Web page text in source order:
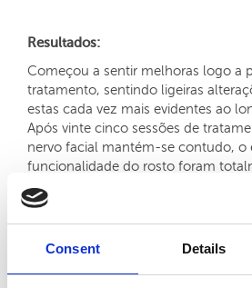
Consent Details
Resultados:
Começou a sentir melhoras logo a
tratamento, sentindo ligeiras
estas cada vez mais evidentes ao
Após vinte cinco sessões de
nervo facial mantém-se contudo, o
funcionalidade do rosto foram
Antes, ao ingerir líquidos entornava-
atualmente já não acontece. A
sente mais confiante.